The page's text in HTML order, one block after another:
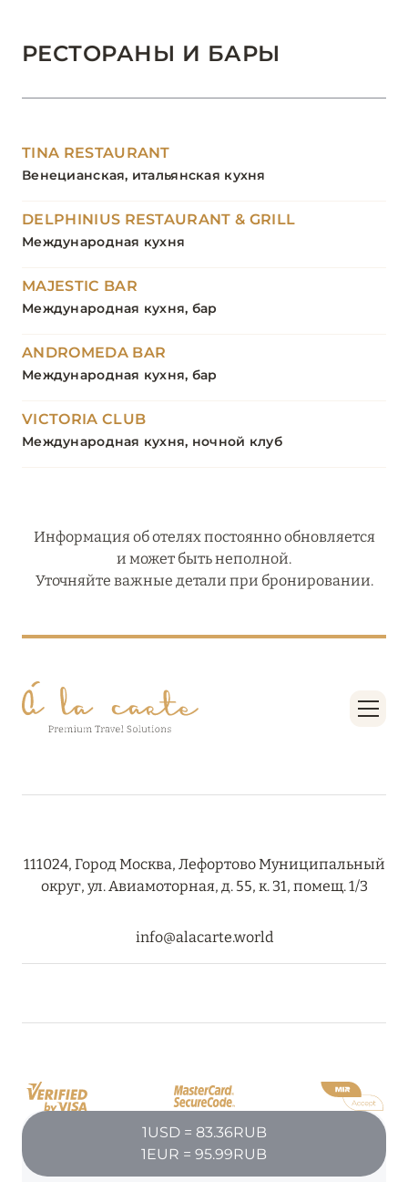
РЕСТОРАНЫ И БАРЫ
TINA RESTAURANT
Венецианская, итальянская кухня
DELPHINIUS RESTAURANT & GRILL
Международная кухня
MAJESTIC BAR
Международная кухня, бар
ANDROMEDA BAR
Международная кухня, бар
VICTORIA CLUB
Международная кухня, ночной клуб
Информация об отелях постоянно обновляется
и может быть неполной.
Уточняйте важные детали при бронировании.
111024, Город Москва, Лефортово Муниципальный
округ, ул. Авиамоторная, д. 55, к. 31, помещ. 1/3
info@alacarte.world
1USD = 83.36RUB
1EUR = 95.99RUB